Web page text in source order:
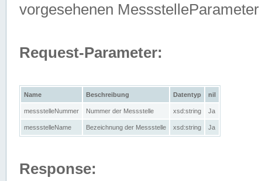
vorgesehenen
Request-Parameter:
Name Beschreibung Datentyp nil
messstelleNummer Nummer der Messstelle xsd:string Ja
messstelleName Bezeichnung der Messstelle xsd:string Ja
Response: